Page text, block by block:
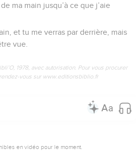
ma main jusqu’à ce que j’aie
et tu me verras par derrière, mais
vue.
1978, avec autorisation. Pour vous procurer
vous sur www.editionsbiblio.fr
en vidéo pour le moment.